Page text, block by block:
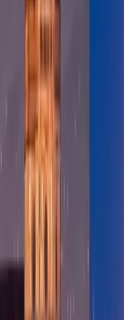
Asiento
Franquicia de
Acceso de salón
Platino Medallion:
Todas las
$300 vale de
Regla estado
Acceso de salón
Ventajas de
Estado de elite
Dedicado linea
Diamante
Todas las